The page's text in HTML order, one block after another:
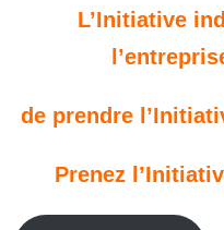
L’Initiative
de prendre
Prenez